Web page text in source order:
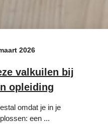
2026
valkuilen bij
opleiding
omdat je in je
een ...